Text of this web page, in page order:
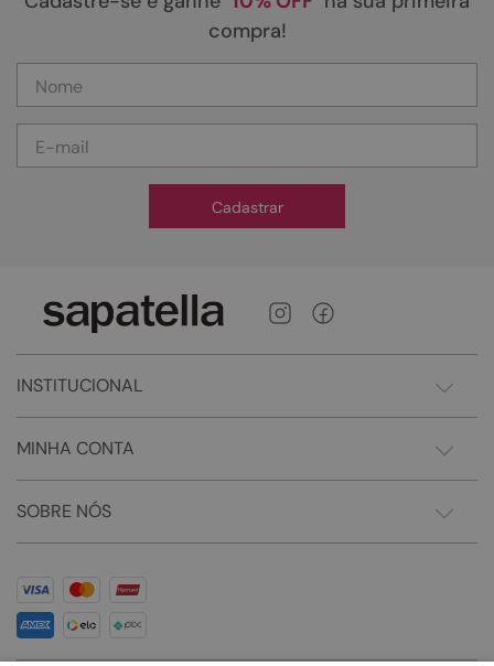
compra!
Cadastrar
INSTITUCIONAL
MINHA CONTA
SOBRE NÓS